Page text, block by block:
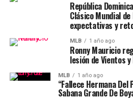
República
Clásico Mundial
expectativas y
MLB 1 año ago
Ronny Mauricio
lesión de Vientos
MLB 1 año ago
“Fallece Hermana Del
Sabana Grande De